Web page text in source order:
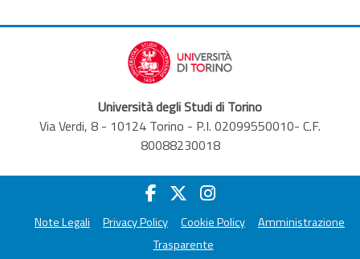
Università degli Studi di Torino
Via Verdi, 8 - 10124 Torino - P.I. 02099550010- C.F.
80088230018
Note Legali Privacy Policy Cookie Policy
Amministrazione
Trasparente